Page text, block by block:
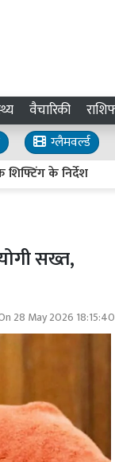
वैचारिकी
ग्लैमवर्ल्ड
के निर्देश
सख्त,
28 May 2026 18:15:40